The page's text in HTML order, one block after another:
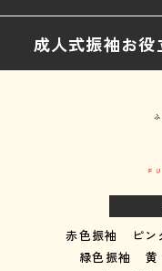
成人式振袖お役
赤色振袖
ピ
緑色振袖
黄